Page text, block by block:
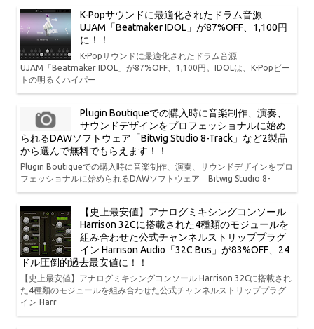
K-Popサウンドに最適化されたドラム音源
UJAM「Beatmaker IDOL」が87%OFF、1,100円
に！！
K-Popサウンドに最適化されたドラム音源
UJAM「Beatmaker IDOL」が87%OFF、1,100円。IDOLは、K-Popビー
トの明るくハイパー
Plugin Boutiqueでの購入時に音楽制作、演奏、
サウンドデザインをプロフェッショナルに始め
られるDAWソフトウェア「Bitwig Studio 8-Track」など2製品
から選んで無料でもらえます！！
Plugin Boutiqueでの購入時に音楽制作、演奏、サウンドデザインをプロ
フェッショナルに始められるDAWソフトウェア「Bitwig Studio 8-
【史上最安値】アナログミキシングコンソール
Harrison 32Cに搭載された4種類のモジュールを
組み合わせた公式チャンネルストリッププラグ
イン Harrison Audio「32C Bus」が83%OFF、24
ドル圧倒的過去最安値に！！
【史上最安値】アナログミキシングコンソール Harrison 32Cに搭載され
た4種類のモジュールを組み合わせた公式チャンネルストリッププラグ
イン Harr